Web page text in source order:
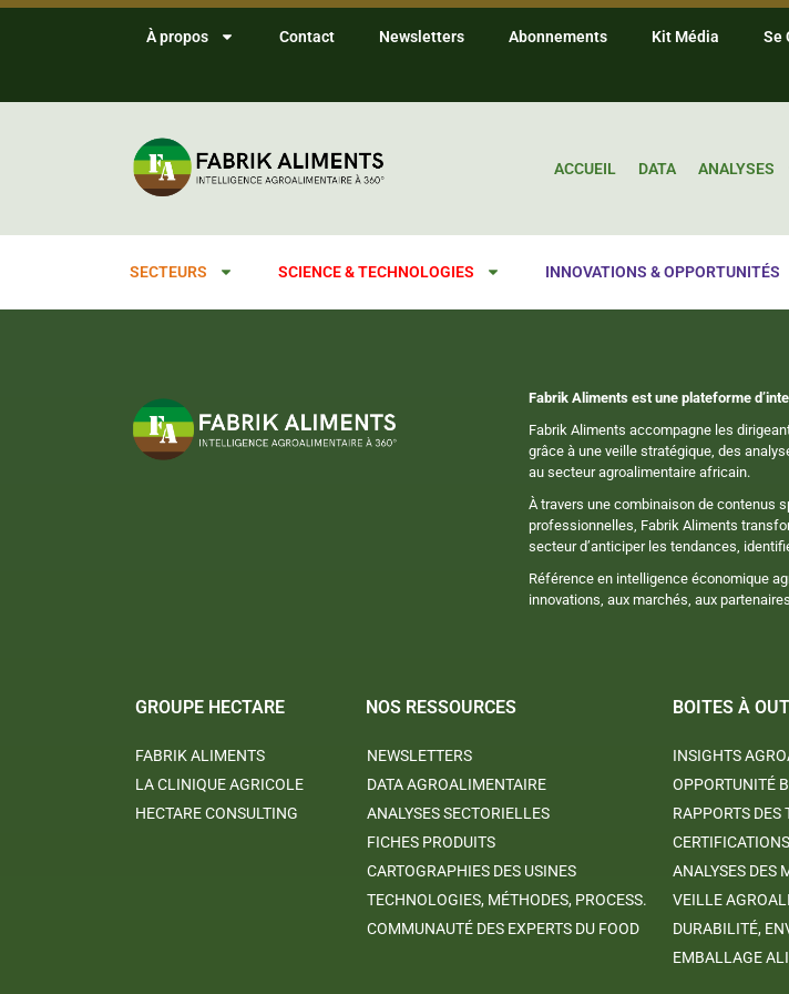
À propos Contact Newsletters Abonnements Kit Média Se
ACCUEIL DATA ANALYSES
SECTEURS SCIENCE & TECHNOLOGIES INNOVATIONS & OPPORTUNITÉS
Fabrik Aliments est une plateforme
Fabrik Aliments accompagne les
grâce à une veille stratégique, des
au secteur agroalimentaire africain.
À travers une combinaison de contenus
professionnelles, Fabrik Aliments
secteur d’anticiper les tendances,
Référence en intelligence économique
innovations, aux marchés, aux
GROUPE HECTARE
FABRIK ALIMENTS
LA CLINIQUE AGRICOLE
HECTARE CONSULTING
NOS RESSOURCES
NEWSLETTERS
DATA AGROALIMENTAIRE
ANALYSES SECTORIELLES
FICHES PRODUITS
CARTOGRAPHIES DES USINES
TECHNOLOGIES, MÉTHODES, PROCESS.
COMMUNAUTÉ DES EXPERTS DU FOOD
BOITES À
INSIGHTS
OPPORTUNITÉ
RAPPORTS DES
ANALYSES DES
VEILLE
DURABILITÉ,
EMBALLAGE